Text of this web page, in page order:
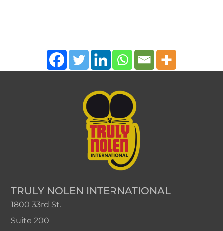
TRULY NOLEN INTERNATIONAL
1800 33rd St.
Suite 200